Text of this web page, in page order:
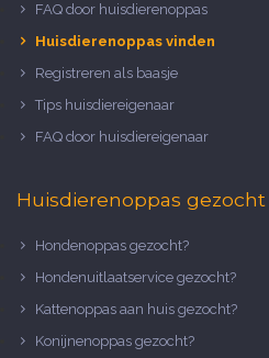
FAQ door huisdierenoppas
Huisdierenoppas vinden
Registreren als baasje
Tips huisdiereigenaar
FAQ door huisdiereigenaar
Huisdierenoppas gezocht
Hondenoppas gezocht?
Hondenuitlaatservice gezocht?
Kattenoppas aan huis gezocht?
Konijnenoppas gezocht?